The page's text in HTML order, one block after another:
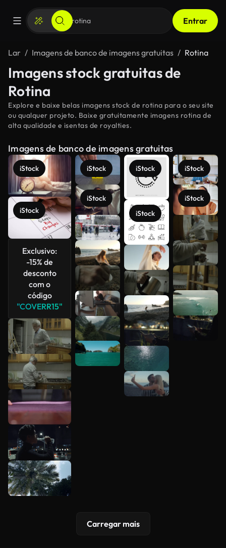
Entrar
Lar Imagens de banco de imagens gratuitas Rotina
Imagens stock gratuitas de
Rotina
Explore e baixe belas imagens stock de rotina para o seu site
ou qualquer projeto. Baixe gratuitamente imagens rotina de
alta qualidade e isentas de royalties.
Imagens de banco de imagens gratuitas
iStock
iStock
Exclusivo:
-15% de
desconto
com o
código
"COVERR15"
iStock
iStock
iStock
iStock
iStock
iStock
Veja mais
Carregar mais